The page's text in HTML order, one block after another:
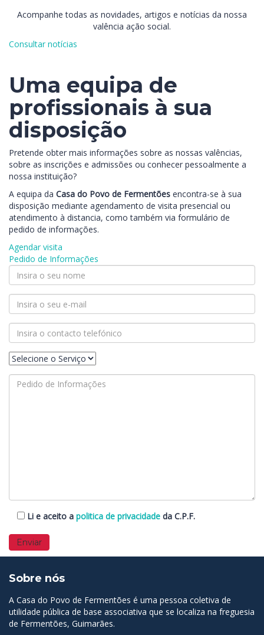
Acompanhe todas as novidades, artigos e notícias da nossa
valência ação social.
Consultar notícias
Uma equipa de
profissionais à sua
disposição
Pretende obter mais informações sobre as nossas valências,
sobre as inscrições e admissões ou conhecer pessoalmente a
nossa instituição?
A equipa da Casa do Povo de Fermentões encontra-se à sua
disposição mediante agendamento de visita presencial ou
atendimento à distancia, como também via formulário de
pedido de informações.
Agendar visita
Pedido de Informações
Li e aceito a politica de privacidade da C.P.F.
Sobre nós
A Casa do Povo de Fermentões é uma pessoa coletiva de
utilidade pública de base associativa que se localiza na freguesia
de Fermentões, Guimarães.